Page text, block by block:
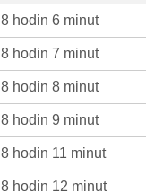
8 hodin 6 minut
8 hodin 7 minut
8 hodin 8 minut
8 hodin 9 minut
8 hodin 11 minut
8 hodin 12 minut